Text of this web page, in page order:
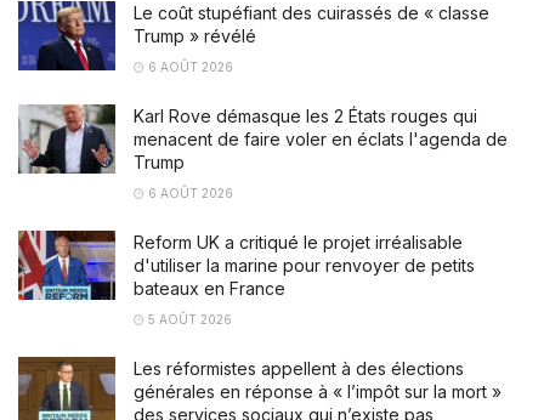
Le coût stupéfiant des cuirassés de « classe
Trump » révélé
6 AOÛT 2026
Karl Rove démasque les 2 États rouges qui
menacent de faire voler en éclats l'agenda de
Trump
6 AOÛT 2026
Reform UK a critiqué le projet irréalisable
d'utiliser la marine pour renvoyer de petits
bateaux en France
5 AOÛT 2026
Les réformistes appellent à des élections
générales en réponse à « l’impôt sur la mort »
des services sociaux qui n’existe pas